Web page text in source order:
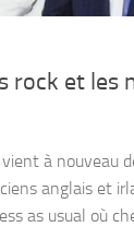
rock et les
à nouveau
anglais et
as usual où